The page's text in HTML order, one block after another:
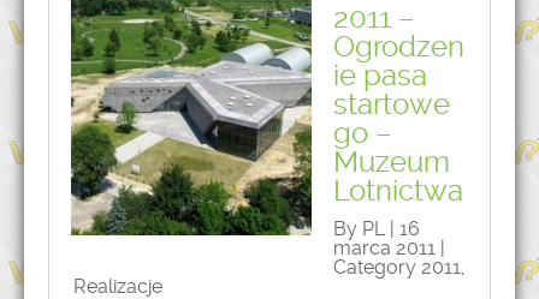
2011 –
Ogrodzen
ie pasa
startowe
go –
Muzeum
Lotnictwa
By PL | 16
marca 2011 |
Category 2011,
Realizacje